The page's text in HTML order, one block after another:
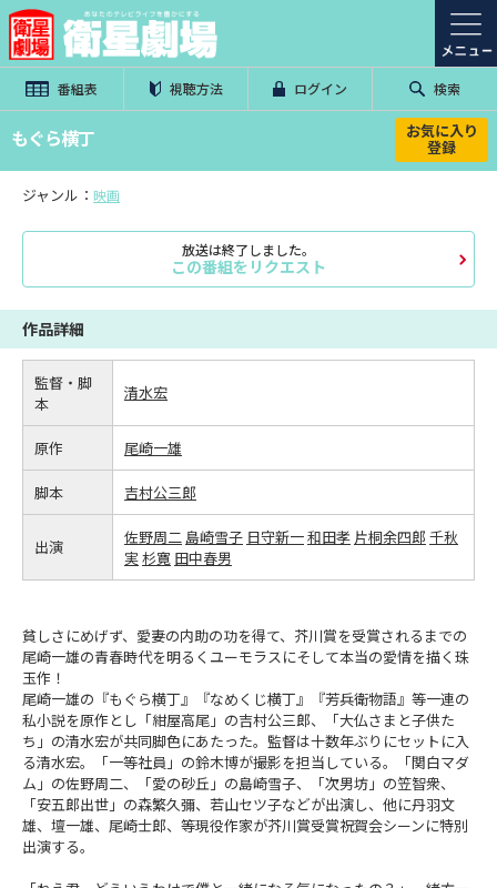
番組表 視聴方法 ログイン 検索
もぐら横丁 お気に入り
登録
ジャンル： 映画
放送は終了しました。
この番組をリクエスト
作品詳細
監督・脚
本
清水宏
原作 尾崎一雄
脚本 吉村公三郎
出演 佐野周二 島崎雪子 日守新一和田孝 片桐余四郎 千秋
実杉寛 田中春男
貧しさにめげず、愛妻の内助の功を得て、芥川賞を受賞されるまでの
尾崎一雄の青春時代を明るくユーモラスにそして本当の愛情を描く珠
玉作！
尾崎一雄の『もぐら横丁』『なめくじ横丁』『芳兵衛物語』等一連の
私小説を原作とし「紺屋高尾」の吉村公三郎、「大仏さまと子供た
ち」の清水宏が共同脚色にあたった。監督は十数年ぶりにセットに入
る清水宏。「一等社員」の鈴木博が撮影を担当している。「関白マダ
ム」の佐野周二、「愛の砂丘」の島崎雪子、「次男坊」の笠智衆、
「安五郎出世」の森繁久彌、若山セツ子などが出演し、他に丹羽文
雄、壇一雄、尾崎士郎、等現役作家が芥川賞受賞祝賀会シーンに特別
出演する。